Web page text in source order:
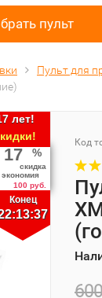
пульт
Пульт для
лет!
Конец
17 %
скидка
экономия
100 руб.
Код